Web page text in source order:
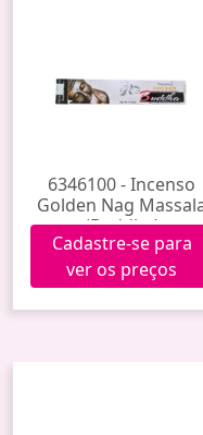
6346100 - Incenso
Golden Nag
(Buddha)
Cadastre-se para
ver os preços